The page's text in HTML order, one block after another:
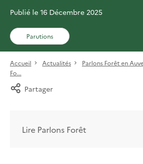
Publié le 16 Décembre 2025
Parutions
Accueil Actualités
Parlons Forêt en
Fo...
Partager
Lire Parlons Forêt